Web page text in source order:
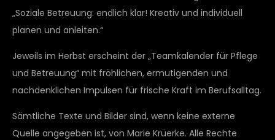
„Soziale Betreuung: endlich klar! Kreativ und individuell
planen und anleiten.“
Jeweils im Herbst erscheint der „Teamkalender für Pflege
und Betreuung“ mit fröhlichen, ermutigenden und
nachdenklichen Impulsen für frische Kraft im Berufsalltag.
Sämtliche Texte und Bilder sind, wenn keine externe
Quelle angegeben ist, von Marie Krüerke. Alle Rechte